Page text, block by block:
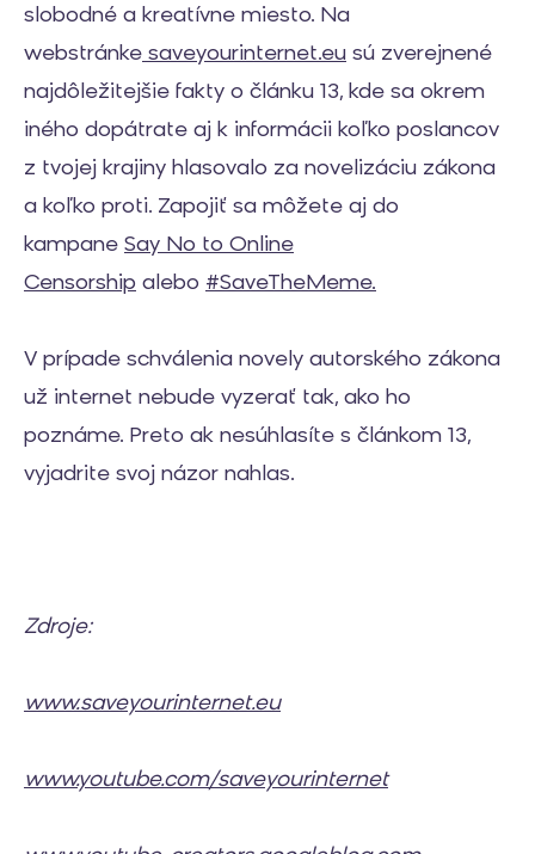
slobodné a kreatívne miesto. Na
webstránke saveyourinternet.eu sú zverejnené
najdôležitejšie fakty o článku 13, kde sa okrem
iného dopátrate aj k informácii koľko poslancov
z tvojej krajiny hlasovalo za novelizáciu zákona
a koľko proti. Zapojiť sa môžete aj do
kampane Say No to Online
Censorship alebo #SaveTheMeme.
V prípade schválenia novely autorského zákona
už internet nebude vyzerať tak, ako ho
poznáme. Preto ak nesúhlasíte s článkom 13,
vyjadrite svoj názor nahlas.
Zdroje:
www.saveyourinternet.eu
www.youtube.com/saveyourinternet